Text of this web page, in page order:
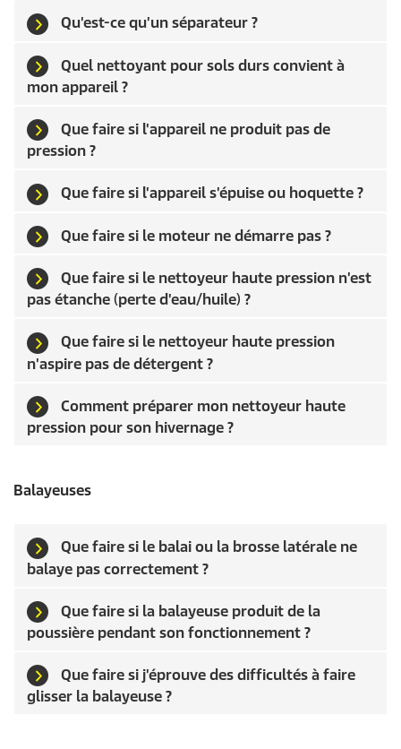
Qu'est-ce qu'un séparateur ?
Quel nettoyant pour sols durs convient à
mon appareil ?
Que faire si l'appareil ne produit pas de
pression ?
Que faire si l'appareil s'épuise ou hoquette ?
Que faire si le moteur ne démarre pas ?
Que faire si le nettoyeur haute pression n'est
pas étanche (perte d'eau/huile) ?
Que faire si le nettoyeur haute pression
n'aspire pas de détergent ?
Comment préparer mon nettoyeur haute
pression pour son hivernage ?
Balayeuses
Que faire si le balai ou la brosse latérale ne
balaye pas correctement ?
Que faire si la balayeuse produit de la
poussière pendant son fonctionnement ?
Que faire si j'éprouve des difficultés à faire
glisser la balayeuse ?